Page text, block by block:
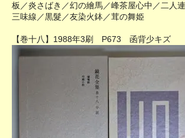
板／炎さばき／幻の繪馬／峰茶屋心中／二人
三味線／黒髮／友染火鉢／茸の舞姫
【巻十八】1988年3刷 P673 函背少キズ